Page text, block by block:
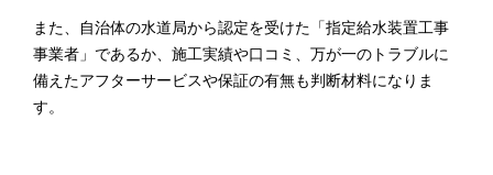
また、自治体の水道局から認定を受けた「指定給水装置工事
事業者」であるか、施工実績や口コミ、万が一のトラブルに
備えたアフターサービスや保証の有無も判断材料になりま
す。